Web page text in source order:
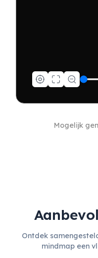
Mogelijk
Ontdek
mindmap een